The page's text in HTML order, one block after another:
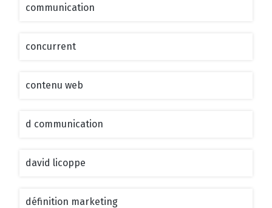
communication
concurrent
contenu web
d communication
david licoppe
définition marketing